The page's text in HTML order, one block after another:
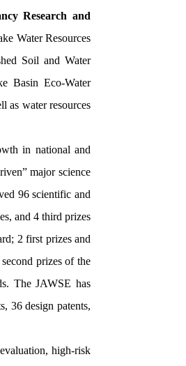
Research and
Water Resources
Soil and Water
Basin Eco-Water
as water resources
in national and
major science
96 scientific and
and 4 third prizes
2 first prizes and
prizes of the
The JAWSE has
36 design patents,
high-risk